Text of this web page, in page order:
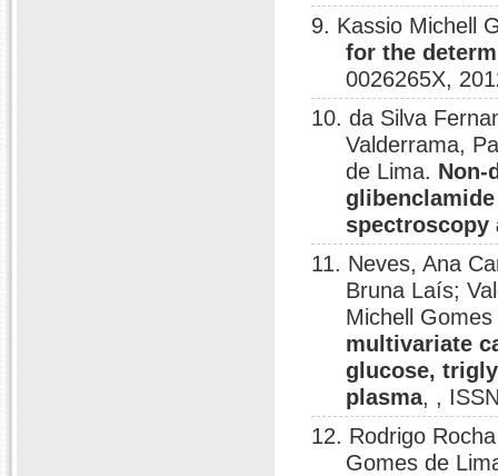
9. Kassio Michell
for the
0026265X,
10. da Silva
Valderrama,
de Lima. Non-
spectroscopy
11. Neves, Ana
Bruna Laís;
Michell
multivariate
glucose,
plasma, ,
12. Rodrigo
Gomes de